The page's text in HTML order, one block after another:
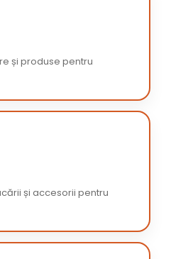
și produse pentru
și accesorii pentru